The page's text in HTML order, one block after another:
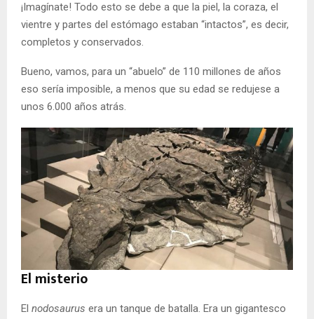
¡Imagínate! Todo esto se debe a que la piel, la coraza, el
vientre y partes del estómago estaban “intactos”, es decir,
completos y conservados.
Bueno, vamos, para un “abuelo” de 110 millones de años
eso sería imposible, a menos que su edad se redujese a
unos 6.000 años atrás.
El misterio
El nodosaurus era un tanque de batalla. Era un gigantesco